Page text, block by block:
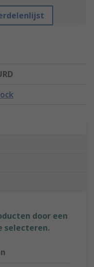
door een
selecteren.